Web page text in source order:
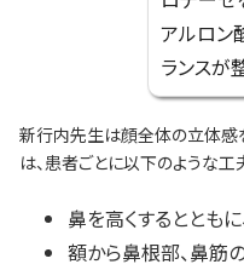
アルロン
ランスが
新行内先生は顔全体の立体感
は、患者ごとに以下のような工
鼻を高くするととも
額から鼻根部、鼻筋